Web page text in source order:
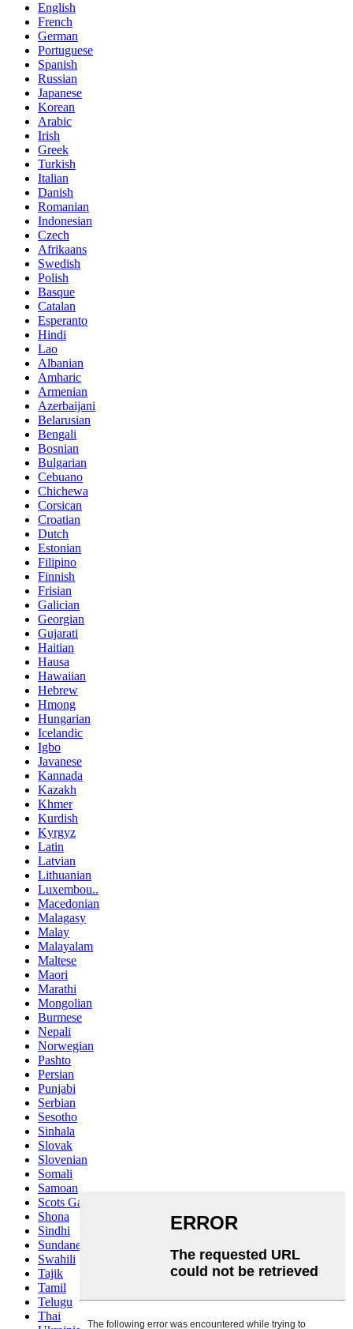
English
French
German
Portuguese
Spanish
Russian
Japanese
Korean
Arabic
Irish
Greek
Turkish
Italian
Danish
Romanian
Indonesian
Czech
Afrikaans
Swedish
Polish
Basque
Catalan
Esperanto
Hindi
Lao
Albanian
Amharic
Armenian
Azerbaijani
Belarusian
Bengali
Bosnian
Bulgarian
Cebuano
Chichewa
Corsican
Croatian
Dutch
Estonian
Filipino
Finnish
Frisian
Galician
Georgian
Gujarati
Haitian
Hausa
Hawaiian
Hebrew
Hmong
Hungarian
Icelandic
Igbo
Javanese
Kannada
Kazakh
Khmer
Kurdish
Kyrgyz
Latin
Latvian
Lithuanian
Luxembou..
Macedonian
Malagasy
Malay
Malayalam
Maltese
Maori
Marathi
Mongolian
Burmese
Nepali
Norwegian
Pashto
Persian
Punjabi
Serbian
Sesotho
Sinhala
Slovak
Slovenian
Somali
Samoan
Scots Gaelic
Shona
Sindhi
Sundanese
Swahili
Tajik
Tamil
Telugu
Thai